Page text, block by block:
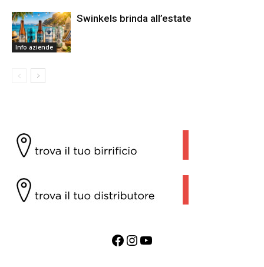
Info aziende
Swinkels brinda all’estate
Facebook InstagramYouTube